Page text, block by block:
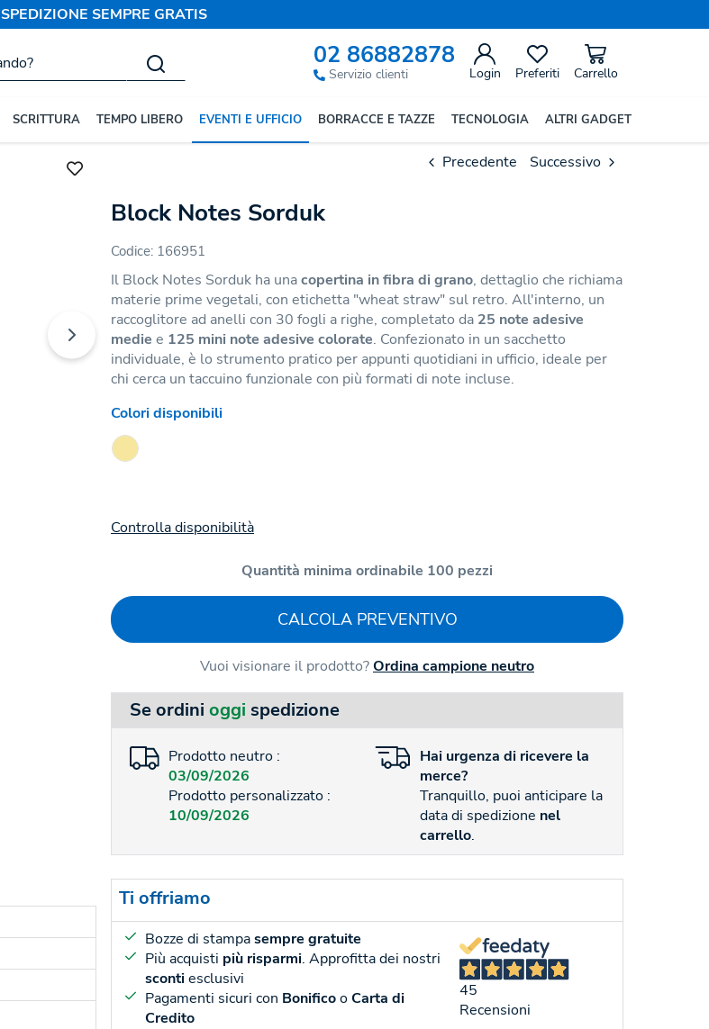
SPEDIZIONE SEMPRE GRATIS
02 86882878
Servizio clienti Login Preferiti Carrello
SCRITTURA TEMPO LIBERO EVENTI E UFFICIO BORRACCE E TAZZE TECNOLOGIA ALTRI GADGET
Precedente Successivo
Block Notes Sorduk
Codice: 166951
Il Block Notes Sorduk ha unacopertina in fibra di grano, dettaglio che richiama
materie prime vegetali, con etichetta "wheat straw" sul retro. All'interno, un
raccoglitore ad anelli con 30 fogli a righe, completato da 25 note adesive
medie e 125 mini note adesive colorate. Confezionato in un sacchetto
individuale, è lo strumento pratico per appunti quotidiani in ufficio, ideale per
chi cerca un taccuino funzionale con più formati di note incluse.
Colori disponibili
Controlla disponibilità
Quantità minima ordinabile 100 pezzi
CALCOLA PREVENTIVO
Vuoi visionare il prodotto?Ordina campione neutro
Se ordini oggi spedizione
Prodotto neutro :
03/09/2026
Prodotto personalizzato :
10/09/2026
Hai urgenza di ricevere la
merce?
Tranquillo, puoi anticipare la
data di spedizione nel
carrello.
Ti offriamo
Bozze di stampasempre gratuite
Più acquisti più risparmi. Approfitta dei nostri
scontiesclusivi
Pagamenti sicuri con BonificooCarta di
Credito
45
Recensioni